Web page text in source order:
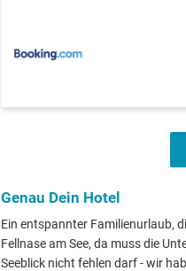
Genau Dein Hotel
Ein entspannter Familienurlaub,
Fellnase am See, da muss die
Seeblick nicht fehlen darf - wir